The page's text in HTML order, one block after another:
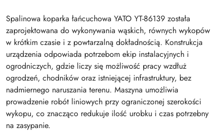
Spalinowa koparka łańcuchowa YATO YT-86139 została
zaprojektowana do wykonywania wąskich, równych wykopów
w krótkim czasie i z powtarzalną dokładnością. Konstrukcja
urządzenia odpowiada potrzebom ekip instalacyjnych i
ogrodniczych, gdzie liczy się możliwość pracy wzdłuż
ogrodzeń, chodników oraz istniejącej infrastruktury, bez
nadmiernego naruszania terenu. Maszyna umożliwia
prowadzenie robót liniowych przy ograniczonej szerokości
wykopu, co znacząco redukuje ilość urobku i czas potrzebny
na zasypanie.